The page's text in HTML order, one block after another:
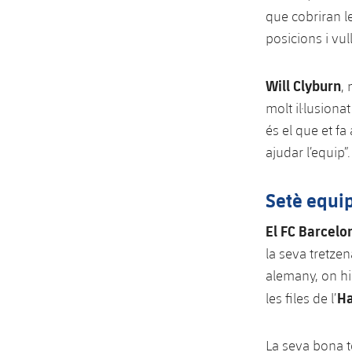
que cobriran
posicions i
Will Clyburn,
molt
és el que et
ajudar l’equip”.
Setè
El FC
la seva
alemany, on
les files de l’
La seva bona